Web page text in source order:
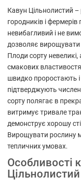
Кавун Цільнолистий
городників і
невибагливий і не
дозволяє
Плоди сорту
смакових
швидко проростають
підтверджують
сорту полягає в
витримує тривале
демонструє хорошу
Вирощувати рослину
тепличних умовах.
Особливості
Цільнолистий